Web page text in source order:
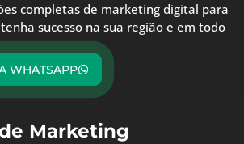
completas de marketing digital para
sucesso na sua região e em todo
WHATSAPP
Marketing